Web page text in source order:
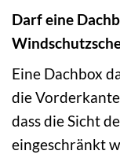
Darf eine
Eine Dachbox
die
dass die Sicht
eingeschränkt